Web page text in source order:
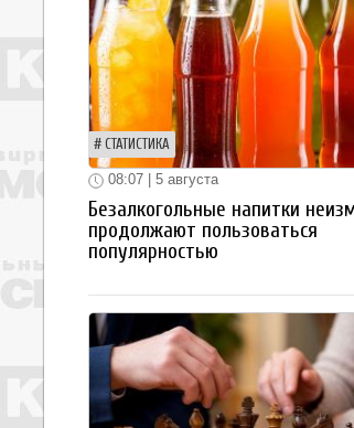
СТАТИСТИКА
08:07 | 5 августа
Безалкогольные напитки
продолжают пользоваться
популярностью